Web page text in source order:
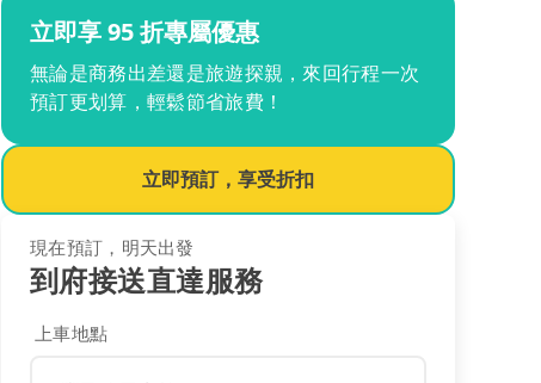
立即享 95 折專屬優惠
無論是商務出差還是旅遊探親，來回行程一次
預訂更划算，輕鬆節省旅費！
立即預訂，享受折扣
現在預訂，明天出發
到府接送直達服務
上車地點